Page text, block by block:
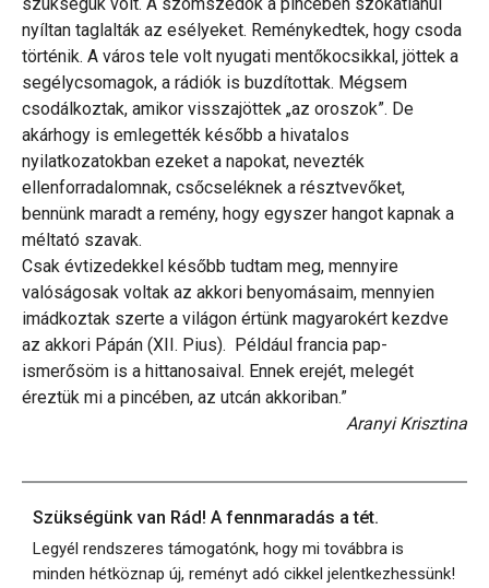
nyíltan taglalták az esélyeket. Reménykedtek, hogy csoda
történik. A város tele volt nyugati mentőkocsikkal, jöttek a
segélycsomagok, a rádiók is buzdítottak. Mégsem
csodálkoztak, amikor visszajöttek „az oroszok”. De
akárhogy is emlegették később a hivatalos
nyilatkozatokban ezeket a napokat, nevezték
ellenforradalomnak, csőcseléknek a résztvevőket,
bennünk maradt a remény, hogy egyszer hangot kapnak a
méltató szavak.
Csak évtizedekkel később tudtam meg, mennyire
valóságosak voltak az akkori benyomásaim, mennyien
imádkoztak szerte a világon értünk magyarokért kezdve
az akkori Pápán (XII. Pius). Például francia pap-
ismerősöm is a hittanosaival. Ennek erejét, melegét
éreztük mi a pincében, az utcán akkoriban.”
Aranyi Krisztina
Szükségünk van Rád! A fennmaradás a tét.
Legyél rendszeres támogatónk, hogy mi továbbra is
minden hétköznap új, reményt adó cikkel jelentkezhessünk!